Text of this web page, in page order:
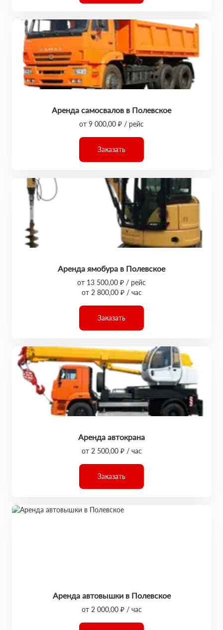
Аренда самосвалов в Полевское
от 9 000,00 ₽ / рейс
Заказать
Аренда ямобура в Полевское
от 13 500,00 ₽ / рейс
от 2 800,00 ₽ / час
Заказать
Аренда автокрана
от 2 500,00 ₽ / час
Заказать
Аренда автовышки в Полевское
от 2 000,00 ₽ / час